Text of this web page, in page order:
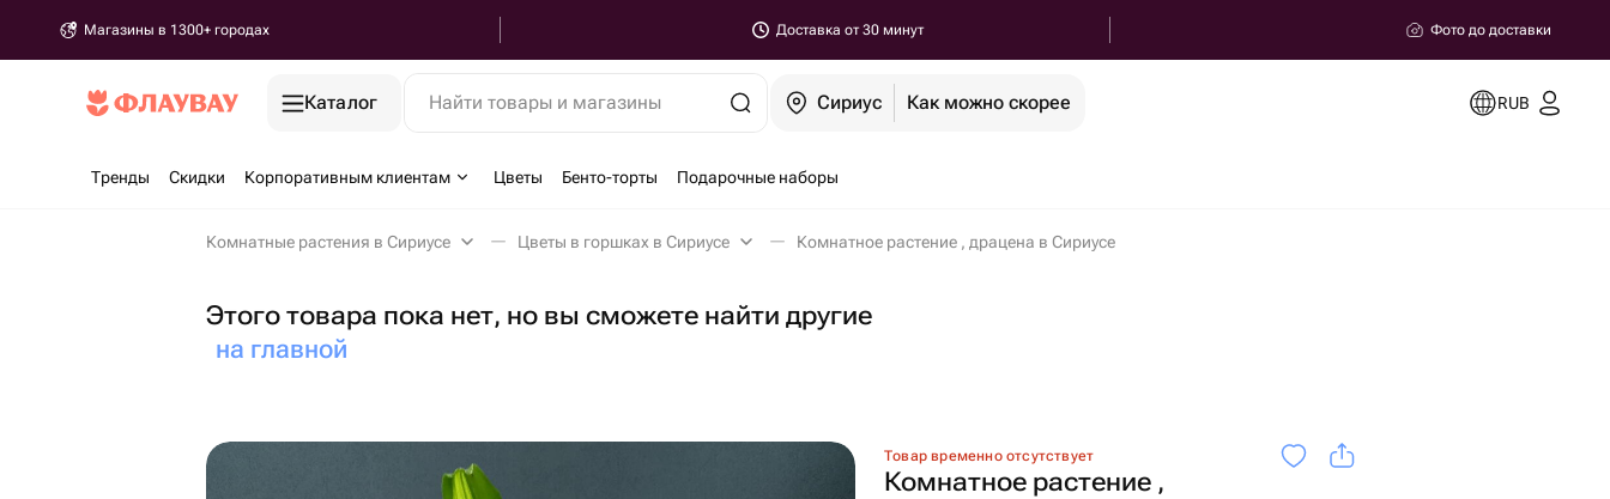
Магазины в 1300+ городах Доставка от 30 минут Фото до доставки
Каталог Найти товары и магазины Сириус Как можно скорее RUB
Тренды Скидки Корпоративным клиентам Цветы Бенто-торты Подарочные наборы
Комнатные растения в Сириусе Цветы в горшках в Сириусе Комнатное растение , драцена в Сириусе
Этого товара пока нет, но вы сможете найти другие
на главной
Товар временно отсутствует
Комнатное растение ,